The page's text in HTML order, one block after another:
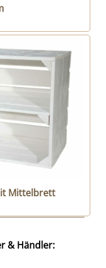
Mittelbrett
& Händler: